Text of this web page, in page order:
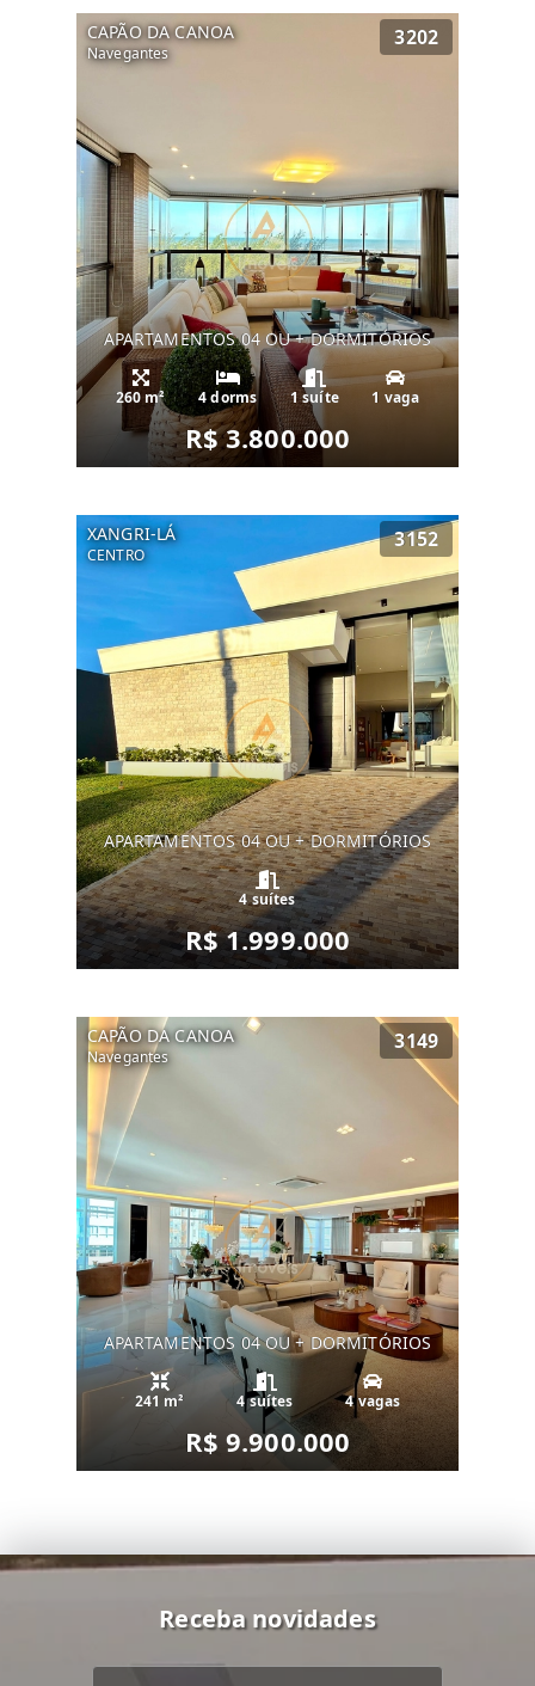
CAPÃO DA CANOA
Navegantes
3202
APARTAMENTOS 04 OU + DORMITÓRIOS
260 m² 4 dorms 1 suíte 1 vaga
R$ 3.800.000
XANGRI-LÁ
CENTRO
3152
APARTAMENTOS 04 OU + DORMITÓRIOS
4 suítes
R$ 1.999.000
CAPÃO DA CANOA
Navegantes
3149
APARTAMENTOS 04 OU + DORMITÓRIOS
241 m² 4 suítes 4 vagas
R$ 9.900.000
Receba novidades